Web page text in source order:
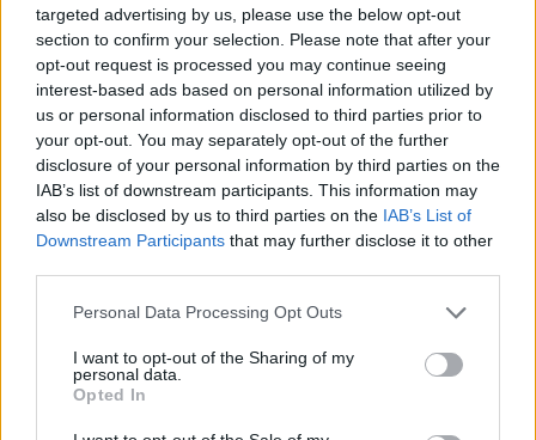
targeted advertising by us, please use the below opt-out
section to confirm your selection. Please note that after your
opt-out request is processed you may continue seeing
interest-based ads based on personal information utilized by
us or personal information disclosed to third parties prior to
your opt-out. You may separately opt-out of the further
disclosure of your personal information by third parties on the
IAB’s list of downstream participants. This information may
also be disclosed by us to third parties on the IAB’s List of
Downstream Participants that may further disclose it to other
Personal Data Processing Opt Outs
I want to opt-out of the Sharing of my
personal data.
Opted In
Εγγραφή στο newsletter
Αποδέχομαι τους
και την πολιτική απορρήτου